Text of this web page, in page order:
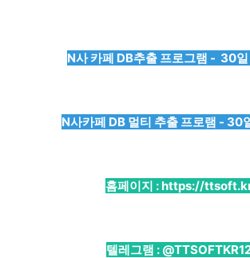
N사 카페 DB추출 프로그램 - 30
N사카페 DB 멀티 추출 프로램 - 30
홈페이지 :https://
텔레그램 :